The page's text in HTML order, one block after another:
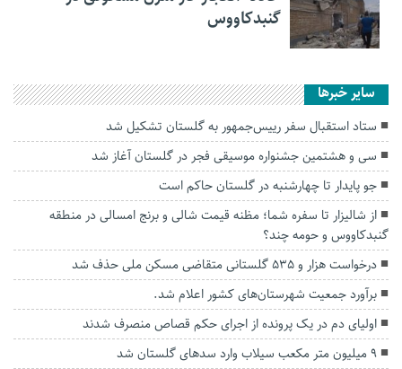
گنبدکاووس
سایر خبرها
ستاد استقبال سفر رییس‌جمهور به گلستان تشکیل شد
سی و هشتمین جشنواره موسیقی فجر در گلستان آغاز شد
جو پایدار تا چهارشنبه در گلستان حاکم است
از شالیزار تا سفره شما؛ مظنه قیمت شالی و برنج امسالی در منطقه
گنبدکاووس و حومه چند؟
درخواست هزار و ۵۳۵ گلستانی متقاضی مسکن ملی حذف شد
برآورد جمعیت شهرستان‌های کشور اعلام شد.
اولیای دم در یک پرونده از اجرای حکم قصاص منصرف شدند
۹ میلیون متر مکعب سیلاب وارد سد‌های گلستان شد